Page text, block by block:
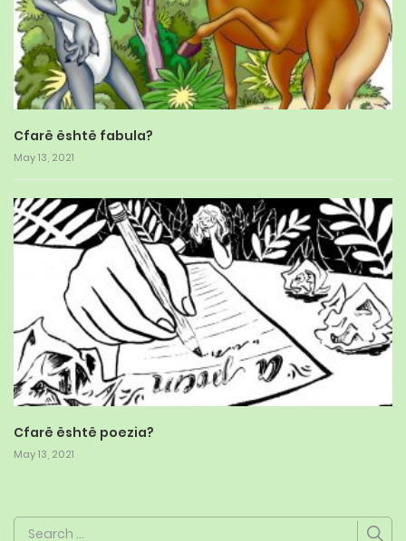
Cfarë është fabula?
May 13, 2021
Cfarë është poezia?
May 13, 2021
Search